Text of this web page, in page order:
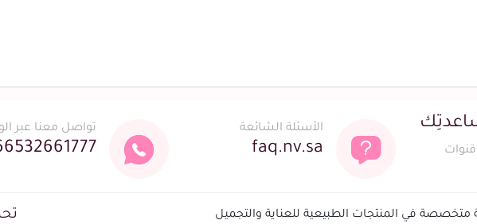
الأسئلة الشائعة
faq.nv.sa
تواصل معنا عبر
في المنتجات الطبيعية للعناية والتجميل